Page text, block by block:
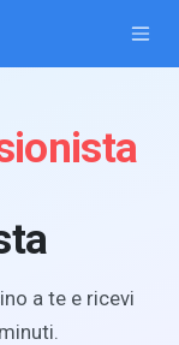
a te e ricevi